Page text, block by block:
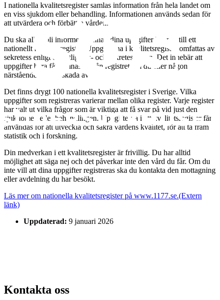
I nationella kvalitetsregister samlas information från hela landet om
en viss sjukdom eller behandling. Informationen används sedan för
att utvärdera och förbättra vården.
Du ska alltid bli informerad innan dina uppgifter lämnas till ett
nationellt kvalitetsregister. Uppgifterna i kvalitetsregister omfattas av
sekretess enligt offentlighets- och sekretesslagen. Det innebär att
uppgifter bara får lämnas ut från registret om du eller någon
närstående inte tar skada av det.
Det finns drygt 100 nationella kvalitetsregister i Sverige. Vilka
uppgifter som registreras varierar mellan olika register. Varje register
har valt ut vilka frågor som är viktiga att få svar på vid just den
sjukdomen eller behandlingen. Uppgifterna i ett kvalitetsregister får
användas för att utveckla och säkra vårdens kvalitet, för att ta fram
statistik och i forskning.
Din medverkan i ett kvalitetsregister är frivillig. Du har alltid
möjlighet att säga nej och det påverkar inte den vård du får. Om du
inte vill att dina uppgifter registreras ska du kontakta den mottagning
eller avdelning du har besökt.
Läs mer om nationella kvalitetsregister på www.1177.se.(Extern
länk)
Uppdaterad: 9 januari 2026
Kontakta oss